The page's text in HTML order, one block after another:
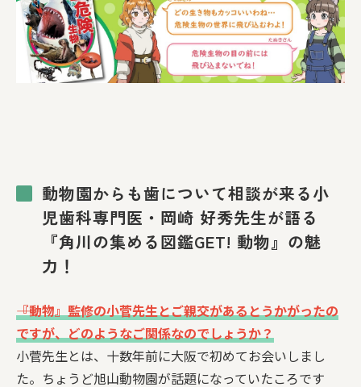
動物園からも歯について相談が来る小
児歯科専門医・岡崎 好秀先生が語る
『角川の集める図鑑GET! 動物』の魅
力！
――『動物』監修の小菅先生とご親交があるとうかがったの
ですが、どのようなご関係なのでしょうか？
小菅先生とは、十数年前に大阪で初めてお会いしまし
た。ちょうど旭山動物園が話題になっていたころです